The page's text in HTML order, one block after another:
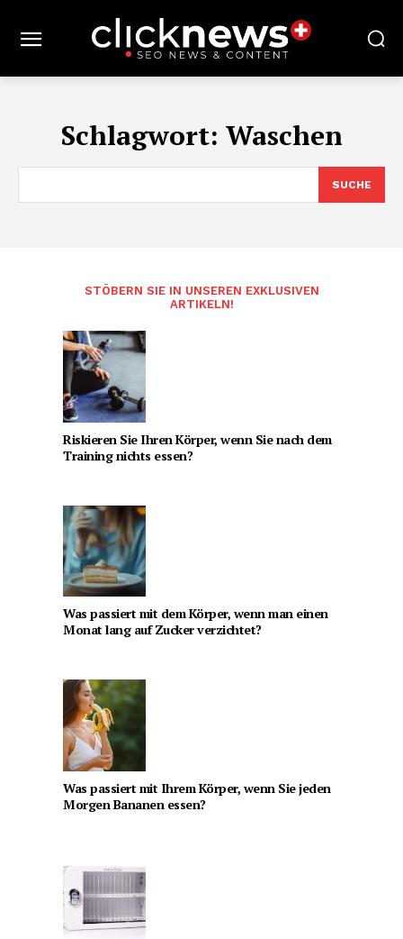
Schlagwort: Waschen
SUCHE
STÖBERN SIE IN UNSEREN EXKLUSIVEN
ARTIKELN!
Riskieren Sie Ihren Körper, wenn Sie nach dem
Training nichts essen?
Was passiert mit dem Körper, wenn man einen
Monat lang auf Zucker verzichtet?
Was passiert mit Ihrem Körper, wenn Sie jeden
Morgen Bananen essen?